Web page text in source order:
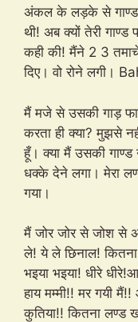
अंकल के लड़के से गाण्ड
थी! अब क्यों तेरी गाण्ड
कही की! मैंने 2 3
दिए। वो रोने लगी।
मैं मजे से उसकी गाड़
करता ही क्या? मुझसे
हूँ। क्या मैं उसकी
धक्के देने लगा। मेरा
गया।
मैं जोर जोर से जोश से
ले! ये ले छिनाल!
भइया भइया! धीरे
हाय मम्मी!! मर गयी
कुतिया!! कितना लण्ड